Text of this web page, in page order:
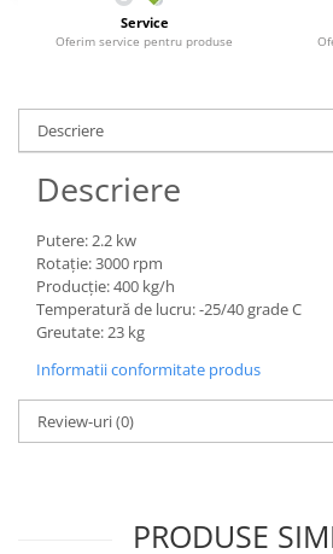
Freze de pamant
Grape
Tocatoare agricole
Cultivatoare
Prelungitoare
Sigurante electrice
Surse de iluminat
Plafoniere
Scule pentru construcții
Betoniere
Ciocane rotopercutoare
Plase gard
Sarma moale neagra pentru fierari
Service
Oferim service pentru produse
Descriere
Descriere
Putere: 2.2 kw
Rotaţie: 3000 rpm
Producţie: 400 kg/h
Temperatură de lucru: -25/40 grade C
Greutate: 23 kg
Informatii conformitate produs
Review-uri(0)
PRODUSE